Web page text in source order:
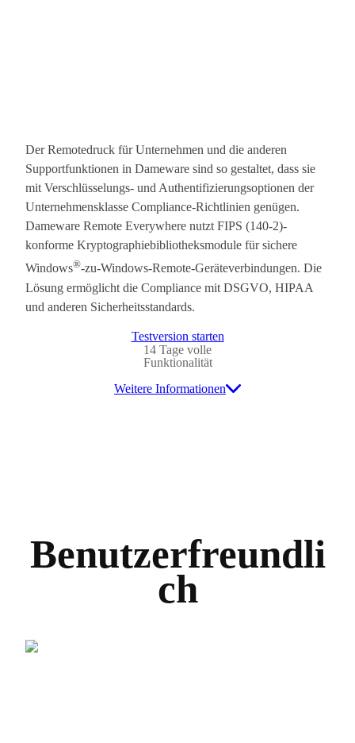
Der Remotedruck für Unternehmen und die anderen
Supportfunktionen in Dameware sind so gestaltet, dass sie
mit Verschlüsselungs- und Authentifizierungsoptionen der
Unternehmensklasse Compliance-Richtlinien genügen.
Dameware Remote Everywhere nutzt FIPS (140-2)-
konforme Kryptographiebibliotheksmodule für sichere
Windows®-zu-Windows-Remote-Geräteverbindungen. Die
Lösung ermöglicht die Compliance mit DSGVO, HIPAA
und anderen Sicherheitsstandards.
Testversion starten
14 Tage volle
Funktionalität
Weitere Informationen
Benutzerfreundli
ch